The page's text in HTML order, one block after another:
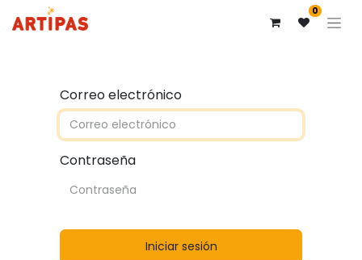
0
Correo electrónico
Contraseña
Iniciar sesión